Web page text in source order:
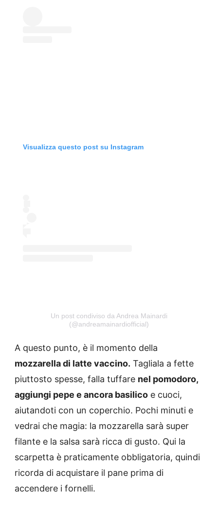
Visualizza questo post su Instagram
Un post condiviso da Andrea Mainardi
(@andreamainardiofficial)
A questo punto, è il momento della
mozzarella di latte vaccino. Tagliala a fette
piuttosto spesse, falla tuffare nel pomodoro,
aggiungi pepe e ancora basilico e cuoci,
aiutandoti con un coperchio. Pochi minuti e
vedrai che magia: la mozzarella sarà super
filante e la salsa sarà ricca di gusto. Qui la
scarpetta è praticamente obbligatoria, quindi
ricorda di acquistare il pane prima di
accendere i fornelli.